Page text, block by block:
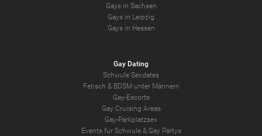
Gays in Sachsen
Gays in Leipzig
Gays in Hessen
Gay Dating
Schwule Sexdates
Fetisch & BDSM unter Männern
Gay-Escorts
Gay Cruising Areas
Gay-Parkplatzsex
Events für Schwule & Gay Partys